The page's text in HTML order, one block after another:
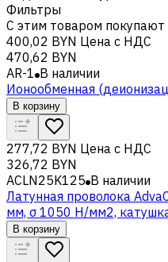
Фильтры
С этим товаром покупают
400,02 BYN Цена с НДС
470,62 BYN
AR-1 В наличии
Ионообменная
В корзину
277,72 BYN Цена с НДС
326,72 BYN
ACLN25K125 В наличии
Латунная проволока
мм, σ 1050 Н/мм2,
В корзину